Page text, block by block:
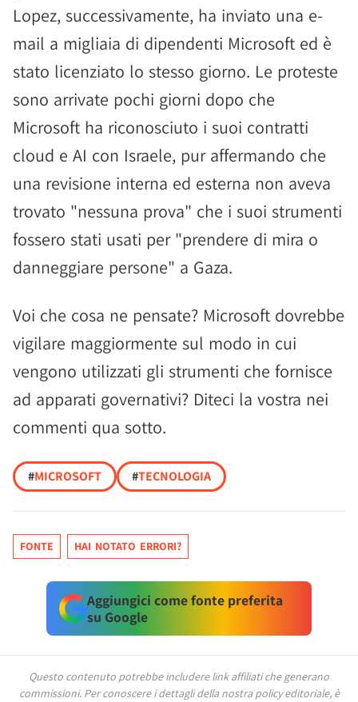
Lopez, successivamente, ha inviato una e-
mail a migliaia di dipendenti Microsoft ed è
stato licenziato lo stesso giorno. Le proteste
sono arrivate pochi giorni dopo che
Microsoft ha riconosciuto i suoi contratti
cloud e AI con Israele, pur affermando che
una revisione interna ed esterna non aveva
trovato "nessuna prova" che i suoi strumenti
fossero stati usati per "prendere di mira o
danneggiare persone" a Gaza.
Voi che cosa ne pensate? Microsoft dovrebbe
vigilare maggiormente sul modo in cui
vengono utilizzati gli strumenti che fornisce
ad apparati governativi? Diteci la vostra nei
commenti qua sotto.
#MICROSOFT #TECNOLOGIA
FONTE HAI NOTATO ERRORI?
Aggiungici come fonte preferita
su Google
Questo contenuto potrebbe includere link affiliati che generano
commissioni. Per conoscere i dettagli della nostra policy editoriale, è